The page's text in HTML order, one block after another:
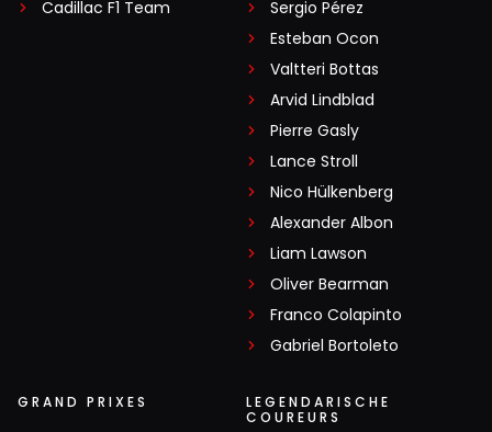
Cadillac F1 Team
Sergio Pérez
Esteban Ocon
Valtteri Bottas
Arvid Lindblad
Pierre Gasly
Lance Stroll
Nico Hülkenberg
Alexander Albon
Liam Lawson
Oliver Bearman
Franco Colapinto
Gabriel Bortoleto
GRAND PRIXES
LEGENDARISCHE
COUREURS